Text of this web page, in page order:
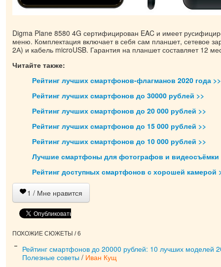
Digma Plane 8580 4G сертифицирован EAC и имеет
меню. Комплектация включает в себя сам планшет, сетевое
2А) и кабель microUSB. Гарантия на планшет составляет 12
Читайте также:
Рейтинг лучших смартфонов-флагманов 2020 года >>
Рейтинг лучших смартфонов до 30000 рублей >>
Рейтинг лучших смартфонов до 20 000 рублей >>
Рейтинг лучших смартфонов до 15 000 рублей >>
Рейтинг лучших смартфонов до 10 000 рублей >>
Лучшие смартфоны для фотографов и видеосъёмки
Рейтинг доступных смартфонов с хорошей камерой
1 / Мне нравится
ПОХОЖИЕ СЮЖЕТЫ / 6
Рейтинг смартфонов до 20000 рублей: 10 лучших моделей
Полезные советы / Иван Кущ